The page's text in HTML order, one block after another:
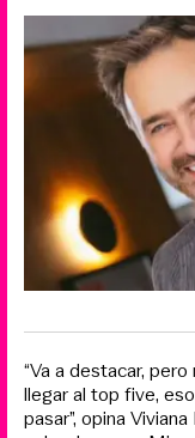
“Va a destacar, pero
llegar al top five,
pasar”, opina